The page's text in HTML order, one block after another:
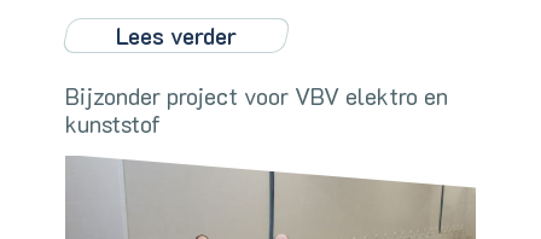
Lees verder
Bijzonder project voor VBV elektro en
kunststof